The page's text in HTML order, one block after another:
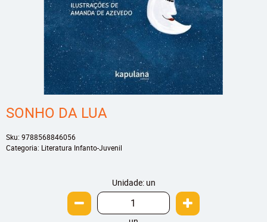
SONHO DA LUA
Sku: 9788568846056
Categoria: Literatura Infanto-Juvenil
Unidade: un